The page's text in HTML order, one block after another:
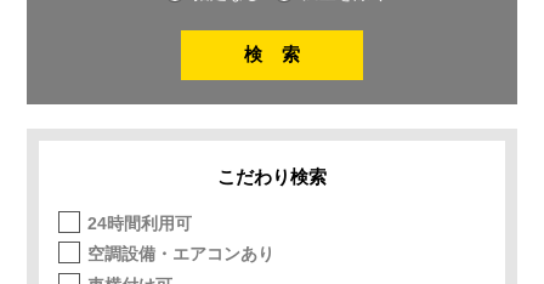
こだわり検索
24時間利用可
空調設備・エアコンあり